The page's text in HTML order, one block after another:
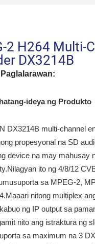
2 H264 Multi-
DX3214B
ideya ng Produkto
DX3214B multi-channel
propesyonal na SD
device na may mahusay
ito ng 4/8/12
sa MPEG-2,
nitong multiplex
ng IP output sa
nito ang istraktura ng
sa maximum na 3